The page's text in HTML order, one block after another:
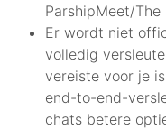
ParshipMeet/The
Er wordt niet
volledig
vereiste voor je
end-to-end-
chats betere